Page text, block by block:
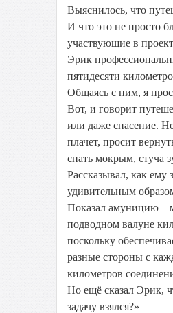
Выяснилось, что
И что это не просто
участвующие в
Эрик
пятидесяти
Общаясь с ним, я
Вот, и говорит
или даже спасение.
плачет, просит
спать мокрым, стуча
Рассказывал, как
удивительным
Показал амуницию –
подводном валуне
поскольку
разные стороны с
километров
Но ещё сказал Эрик,
задачу взялся?»